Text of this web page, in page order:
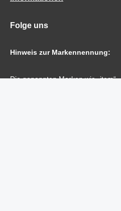
Folge uns
Hinweis zur Markennennung:
Die genannten Marken wie „item“,